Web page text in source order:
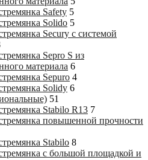
Safety 5
Solido 5
Secury с системой
Sepro S из
материала 6
Sepuro 4
Solidy 6
51
Stabilo R13 7
повышенной прочности
Stabilo 8
с большой площадкой и